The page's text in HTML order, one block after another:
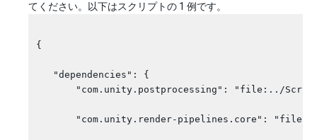
てください。以下はスクリプトの 1 例です。
{
   "dependencies": {
"com.unity.postprocessing": "file:../
"com.unity.render-pipelines.core":